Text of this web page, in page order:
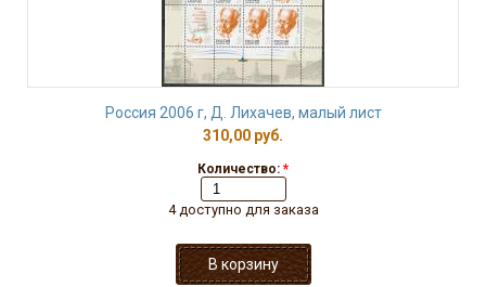
Россия 2006 г, Д. Лихачев, малый лист
310,00 руб.
Количество: *
4 доступно для заказа